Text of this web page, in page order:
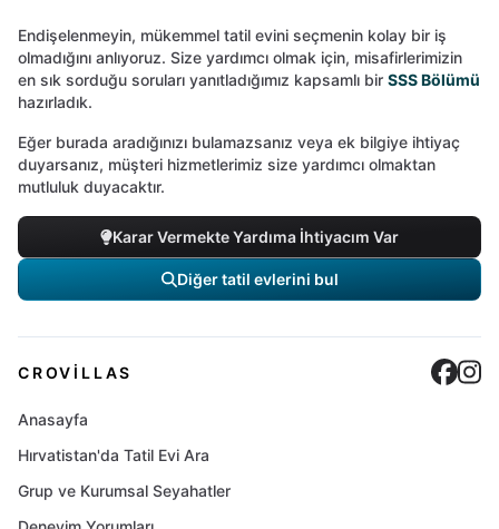
Endişelenmeyin, mükemmel tatil evini seçmenin kolay bir iş
olmadığını anlıyoruz. Size yardımcı olmak için, misafirlerimizin
en sık sorduğu soruları yanıtladığımız kapsamlı bir SSS Bölümü
hazırladık.
Eğer burada aradığınızı bulamazsanız veya ek bilgiye ihtiyaç
duyarsanız, müşteri hizmetlerimiz size yardımcı olmaktan
mutluluk duyacaktır.
Karar Vermekte Yardıma İhtiyacım Var
Diğer tatil evlerini bul
CROVILLAS
Anasayfa
Hırvatistan'da Tatil Evi Ara
Grup ve Kurumsal Seyahatler